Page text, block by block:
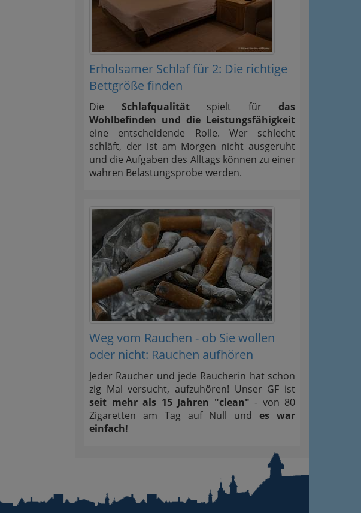
Erholsamer Schlaf für 2: Die richtige
Bettgröße finden
Die Schlafqualitätspielt für das
Wohlbefinden und die Leistungsfähigkeit
eine entscheidende Rolle. Wer schlecht
schläft, der ist am Morgen nicht ausgeruht
und die Aufgaben des Alltags können zu einer
wahren Belastungsprobe werden.
Weg vom Rauchen - ob Sie wollen
oder nicht: Rauchen aufhören
Jeder Raucher und jede Raucherin hat schon
zig Mal versucht, aufzuhören! Unser GF ist
seit mehr als 15 Jahren "clean" - von 80
Zigaretten am Tag auf Null undes war
einfach!